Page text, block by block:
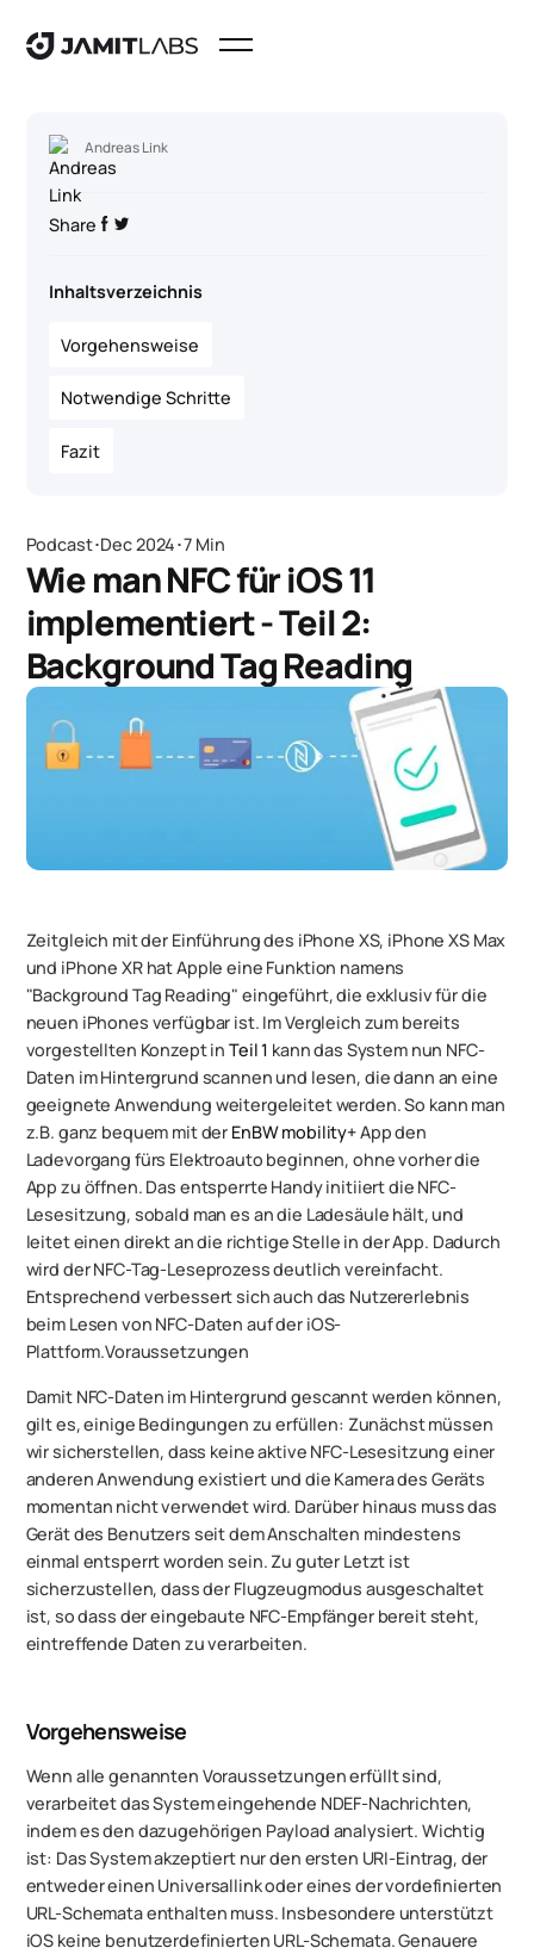
Podcast･Dec 2024･7 Min
Wie man NFC für iOS 11
implementiert - Teil 2:
Background Tag Reading
Zeitgleich mit der Einführung des iPhone XS, iPhone XS Max
und iPhone XR hat Apple eine Funktion namens
"Background Tag Reading" eingeführt, die exklusiv für die
neuen iPhones verfügbar ist. Im Vergleich zum bereits
vorgestellten Konzept in Teil 1 kann das System nun NFC-
Daten im Hintergrund scannen und lesen, die dann an eine
geeignete Anwendung weitergeleitet werden. So kann man
z.B. ganz bequem mit der EnBW mobility+App den
Ladevorgang fürs Elektroauto beginnen, ohne vorher die
App zu öffnen. Das entsperrte Handy initiiert die NFC-
Lesesitzung, sobald man es an die Ladesäule hält, und
leitet einen direkt an die richtige Stelle in der App. Dadurch
wird der NFC-Tag-Leseprozess deutlich vereinfacht.
Entsprechend verbessert sich auch das Nutzererlebnis
beim Lesen von NFC-Daten auf der iOS-
Plattform.Voraussetzungen
Damit NFC-Daten im Hintergrund gescannt werden können,
gilt es, einige Bedingungen zu erfüllen: Zunächst müssen
wir sicherstellen, dass keine aktive NFC-Lesesitzung einer
anderen Anwendung existiert und die Kamera des Geräts
momentan nicht verwendet wird. Darüber hinaus muss das
Gerät des Benutzers seit dem Anschalten mindestens
einmal entsperrt worden sein. Zu guter Letzt ist
sicherzustellen, dass der Flugzeugmodus ausgeschaltet
ist, so dass der eingebaute NFC-Empfänger bereit steht,
eintreffende Daten zu verarbeiten.
Vorgehensweise
Wenn alle genannten Voraussetzungen erfüllt sind,
verarbeitet das System eingehende NDEF-Nachrichten,
indem es den dazugehörigen Payload analysiert. Wichtig
ist: Das System akzeptiert nur den ersten URI-Eintrag, der
entweder einen Universallink oder eines der vordefinierten
URL-Schemata enthalten muss. Insbesondere unterstützt
iOS keine benutzerdefinierten URL-Schemata. Genauere
Andreas Link
Share
Inhaltsverzeichnis
Vorgehensweise
Notwendige Schritte
Fazit